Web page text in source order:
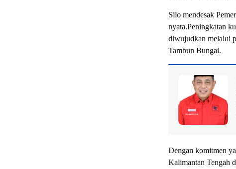
Silo mendesak
nyata.Peningkatan
diwujudkan melalui
Tambun Bungai.
Dengan komitmen
Kalimantan Tengah